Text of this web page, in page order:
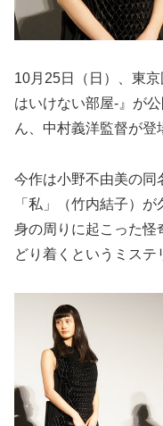
10月25日（日）、東
はいけない部屋-』が
ん、中村義洋監督が登
今作は小野不由美の同
「私」（竹内結子）
身の周りに起こった怪
どり着くというミステ